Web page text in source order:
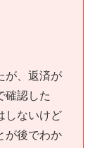
が、返済が
確認した
しないけど
が後でわか